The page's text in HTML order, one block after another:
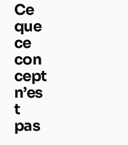
Ce
que
ce
con
cept
n’es
t
pas